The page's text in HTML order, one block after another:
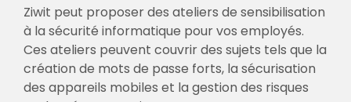
Ziwit peut proposer des ateliers de sensibilisation
à la sécurité informatique pour vos employés.
Ces ateliers peuvent couvrir des sujets tels que la
création de mots de passe forts, la sécurisation
des appareils mobiles et la gestion des risques